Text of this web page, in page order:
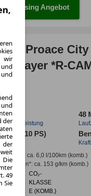
Leasing Angebot
Proace
*R-
km
Fahrleistung
48
kW (110 PS)
ca. 6,0 l/100km(komb.)
: ca. 153 g/km(komb.)
CO₂-
KLASSE
E (KOMB.)
wir
der
49
Sie